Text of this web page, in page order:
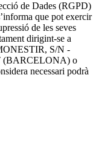
de Dades (RGPD)
que pot exercir
de les seves
dirigint-se a
S/N -
(BARCELONA) o
necessari podrà